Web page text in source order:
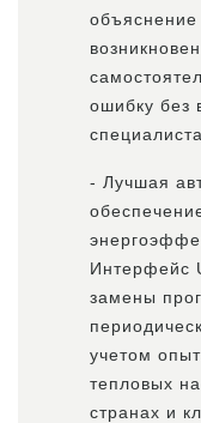
ошибку без
специалиста.
- Лучшая
Интерфейс
замены
учетом
тепловых
странах и